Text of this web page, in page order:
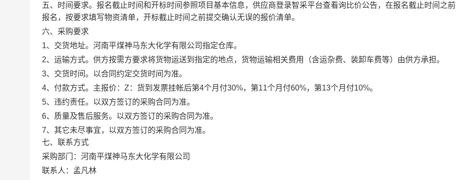
五、时间要求。 报名截止时间和开标时间参照项目基本信息，供应商登录智采平台查看询比价公告，在报名截止时间之前
报名，按要求填写物资清单，开标截止时间之前提交确认无误的报价清单。
六、采购要求
1、交货地址。 河南平煤神马东大化学有限公司指定仓库。
2、运输方式。 供方按需方要求将货物运送到指定的地点，货物运输相关费用（含运杂费、装卸车费等）由供方承担。
3、交货时间。 以合同约定交货时间为准。
4、付款方式。 主报价：Z：货到发票挂帐后第4个月付30%，第11个月付60%，第13个月付10%。
5、违约责任。 以双方签订的采购合同为准。
6、质量及售后服务。 以双方签订的采购合同为准。
7、其它未尽事宜，以双方签订的采购合同为准。
七、联系方式
采购部门：河南平煤神马东大化学有限公司
联系人：孟凡林